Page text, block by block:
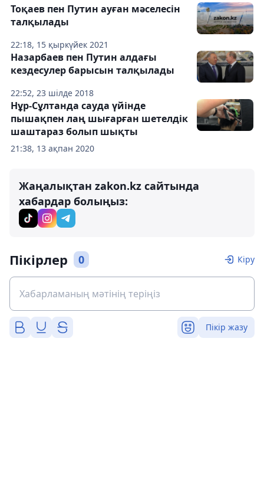
22:18, 15 қыркүйек 2021
Тоқаев пен Путин ауған мәселесін
талқылады
22:52, 23 шілде 2018
Назарбаев пен Путин алдағы
кездесулер барысын талқылады
21:38, 13 ақпан 2020
Нұр-Сұлтанда сауда үйінде
пышақпен лаң шығарған шетелдік
шаштараз болып шықты
Жаңалықтан zakon.kz сайтында
хабардар болыңыз:
Пікірлер 0 Кіру
Пікір жазу